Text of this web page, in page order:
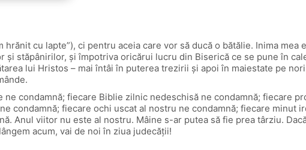
hrănit cu lapte”), ci pentru aceia care vor să ducă o bătălie. Inima
şi stăpânirilor, şi împotriva oricărui lucru din Biserică ce se pune în
lui Hristos – mai întâi în puterea trezirii şi apoi în maiestate pe
condamnă; fiecare Biblie zilnic nedeschisă ne condamnă; fiecare
condamnă; fiecare ochi uscat al nostru ne condamnă; fiecare minut
Anul viitor nu este al nostru. Mâine s-ar putea să fie prea târziu.
acum, vai de noi în ziua judecăţii!